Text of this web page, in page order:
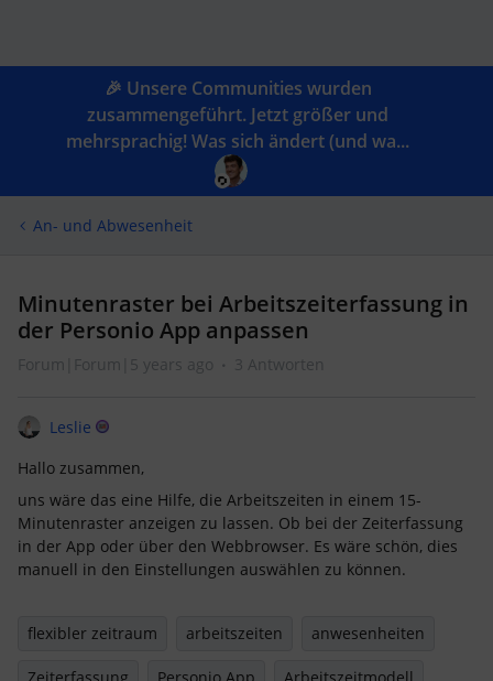
🎉 Unsere Communities wurden
zusammengeführt. Jetzt größer und
mehrsprachig! Was sich ändert (und wa...
An- und Abwesenheit
Minutenraster bei Arbeitszeiterfassung in
der Personio App anpassen
Forum|Forum|5 years ago 3 Antworten
Leslie
Hallo zusammen,
uns wäre das eine Hilfe, die Arbeitszeiten in einem 15-
Minutenraster anzeigen zu lassen. Ob bei der Zeiterfassung
in der App oder über den Webbrowser. Es wäre schön, dies
manuell in den Einstellungen auswählen zu können.
flexibler zeitraum arbeitszeiten anwesenheiten